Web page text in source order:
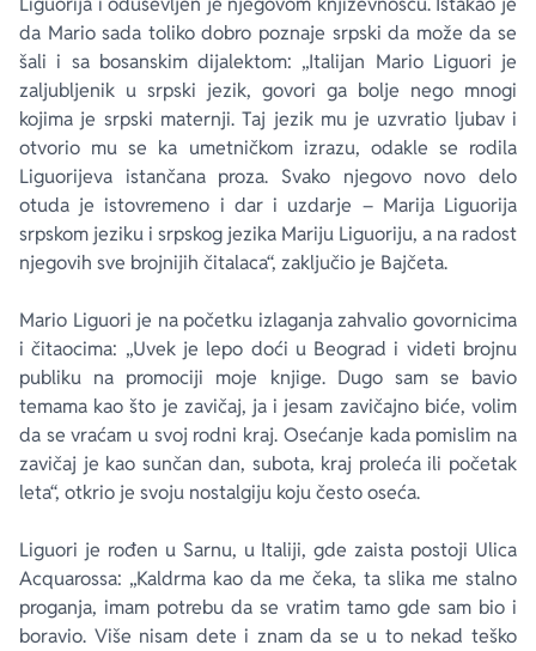
da Mario sada toliko dobro poznaje srpski da može da se
šali i sa bosanskim dijalektom: „Italijan Mario Liguori je
zaljubljenik u srpski jezik, govori ga bolje nego mnogi
kojima je srpski maternji. Taj jezik mu je uzvratio ljubav i
otvorio mu se ka umetničkom izrazu, odakle se rodila
Liguorijeva istančana proza. Svako njegovo novo delo
otuda je istovremeno i dar i uzdarje – Marija Liguorija
srpskom jeziku i srpskog jezika Mariju Liguoriju, a na radost
njegovih sve brojnijih čitalaca“, zaključio je Bajčeta.
Mario Liguori je na početku izlaganja zahvalio govornicima
i čitaocima: „Uvek je lepo doći u Beograd i videti brojnu
publiku na promociji moje knjige. Dugo sam se bavio
temama kao što je zavičaj, ja i jesam zavičajno biće, volim
da se vraćam u svoj rodni kraj. Osećanje kada pomislim na
zavičaj je kao sunčan dan, subota, kraj proleća ili početak
leta“, otkrio je svoju nostalgiju koju često oseća.
Liguori je rođen u Sarnu, u Italiji, gde zaista postoji Ulica
Acquarossa: „Kaldrma kao da me čeka, ta slika me stalno
proganja, imam potrebu da se vratim tamo gde sam bio i
boravio. Više nisam dete i znam da se u to nekad teško